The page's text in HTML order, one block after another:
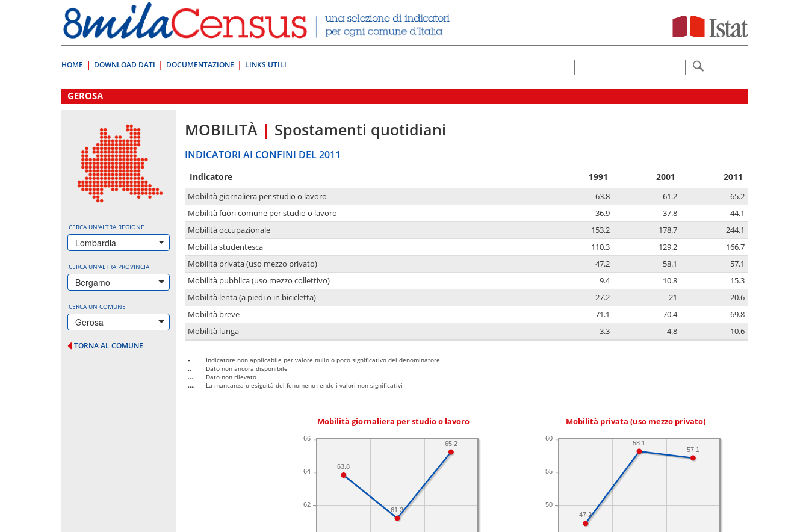
direttamente
a:
Contenuto
HOME DOWNLOAD DATI DOCUMENTAZIONE LINKS UTILI
.
GEROSA
CERCA UN'ALTRA REGIONE
Lombardia
CERCA UN'ALTRA PROVINCIA
Bergamo
CERCA UN COMUNE
Gerosa
TORNA AL COMUNE
MOBILITÀ | Spostamenti quotidiani
INDICATORI AI CONFINI DEL 2011
Indicatore 1991 2001 2011
Mobilità giornaliera per studio o lavoro 63.8 61.2
65.2
Mobilità fuori comune per studio o lavoro
36.9 37.8
44.1
Mobilità occupazionale
153.2 178.7
244.1
Mobilità studentesca
110.3 129.2
166.7
Mobilità privata (uso mezzo privato)
47.2 58.1
57.1
Mobilità pubblica (uso mezzo collettivo)
9.4 10.8
15.3
Mobilità lenta (a piedi o in bicicletta)
27.2 21
20.6
Mobilità breve
71.1 70.4
69.8
Mobilità lunga
3.3 4.8 10.6
-
Indicatore non applicabile per valore nullo o poco significativo del denominatore
..
Dato non ancora disponibile
...
Dato non rilevato
....
La mancanza o esiguità del fenomeno rende i valori non significativi
Mobilità giornaliera per studio o lavoro
62
64
66
65.2
61.2
63.8
Mobilità privata (uso mezzo privato)
50
55
60
57.1
58.1
47.2